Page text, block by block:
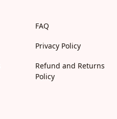
Платіжні методи
Відгуки про нас
FAQ
Privacy Policy
Refund and Returns
Policy